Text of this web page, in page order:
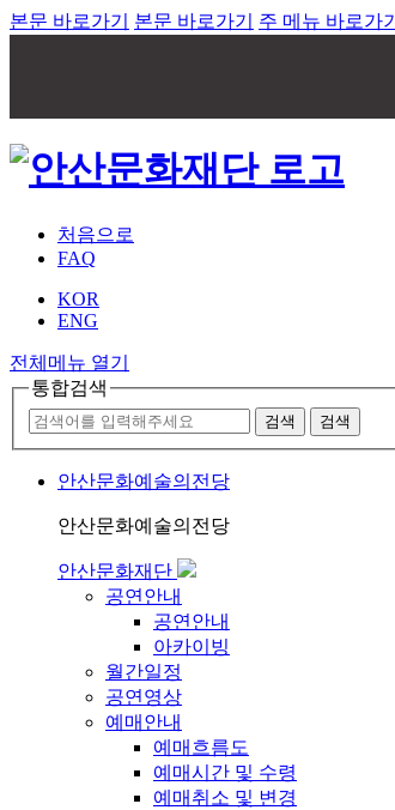
본문 바로가기 본문 바로가기 주 메뉴 바로가기
처음으로
FAQ
KOR
ENG
전체메뉴 열기
통합검색
안산문화예술의전당
안산문화예술의전당
안산문화재단
공연안내
공연안내
아카이빙
월간일정
공연영상
예매안내
예매흐름도
예매시간 및 수령
예매취소 및 변경